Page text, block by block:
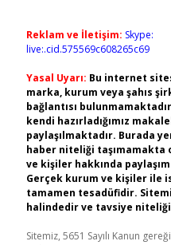
Reklam ve İletişim: Skype:
live:.cid.575569c608265c69
Yasal Uyarı: Bu internet
marka, kurum veya şahıs
bağlantısı
kendi hazırladığımız
paylaşılmaktadır. Burada
haber niteliği taşımamakta
ve kişiler hakkında
Gerçek kurum ve kişiler ile
tamamen tesadüfidir.
halindedir ve tavsiye
Sitemiz, 5651 Sayılı Kanun